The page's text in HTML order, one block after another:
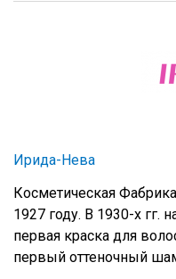
Ирида-Нева
Косметическая
1927 году. В 1930-x гг.
первая краска для
первый оттеночный